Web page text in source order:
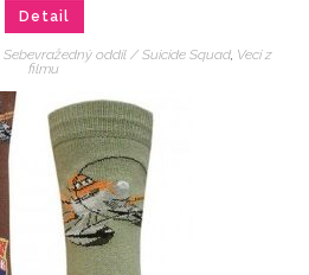
Detail
Sebevražedný oddíl / Suicide Squad, Veci z
filmu